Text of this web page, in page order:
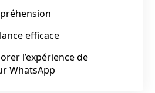
efficace
l’expérience de
WhatsApp